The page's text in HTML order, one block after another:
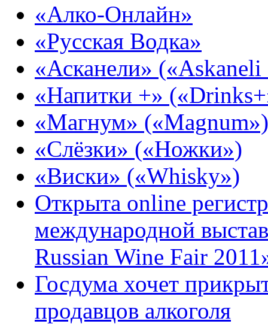
«Алко-Онлайн»
«Русская Водка»
«Асканели»
«Напитки +»
«Магнум» («Magnum»)
«Слёзки» («Ножки»)
«Виски» («Whisky»)
Открыта online
международной
Russian Wine Fair
Госдума хочет
продавцов алкоголя